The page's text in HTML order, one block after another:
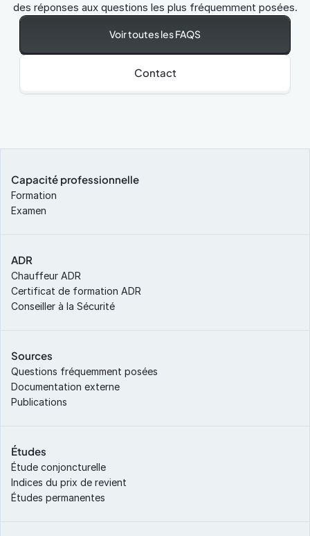
des réponses aux questions les plus fréquemment posées.
Voir toutes les FAQS
Contact
Capacité professionnelle
Formation
Examen
ADR
Chauffeur ADR
Certificat de formation ADR
Conseiller à la Sécurité
Sources
Questions fréquemment posées
Documentation externe
Publications
Études
Étude conjoncturelle
Indices du prix de revient
Études permanentes